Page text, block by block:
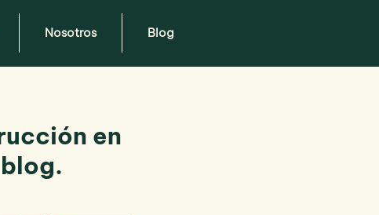
Nosotros Blog
en